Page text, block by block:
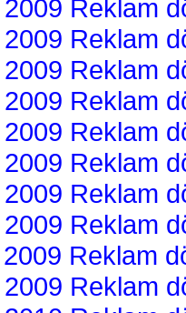
Reklam
Reklam
Reklam
Reklam
Reklam
Reklam
Reklam
Reklam
Reklam
Reklam